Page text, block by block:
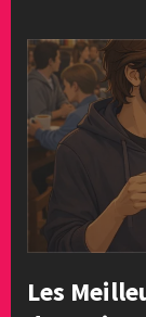
Les